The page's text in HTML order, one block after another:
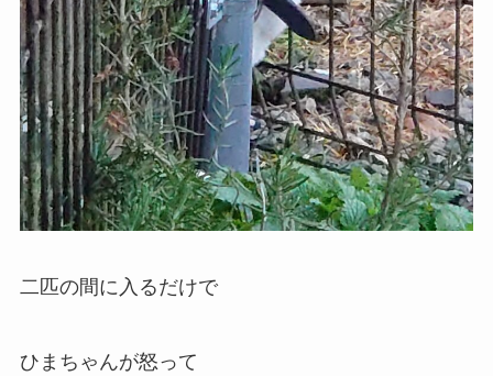
二匹の間に入るだけで
ひまちゃんが怒って